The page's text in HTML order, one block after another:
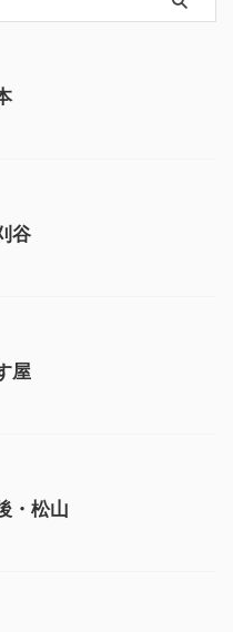
谷
屋
・松山